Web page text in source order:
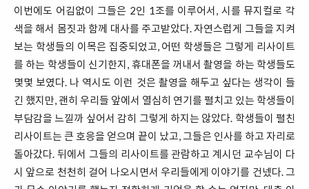
이번에도 어김없이 그들은 2인 1조를 이루어서, 시를 뮤지컬로 각
색을 해서 몸짓과 함께 대사를 주고받았다. 자연스럽게 그들을 지켜
보는 학생들의 이목은 집중되었고, 어떤 학생들은 그렇게 리사이트
를 하는 학생들이 신기한지, 휴대폰을 꺼내서 촬영을 하는 학생들도
몇몇 보였다. 나 역시도 이런 것은 촬영을 해두고 싶다는 생각이 들
긴 했지만, 괜히 우리들 앞에서 열심히 연기를 펼치고 있는 학생들이
부담감을 느낄까 싶어서 감히 그렇게 하지는 않았다. 학생들이 펼친
리사이트는 큰 호응을 얻으며 끝이 났고, 그들은 인사를 하고 자리로
돌아갔다. 뒤에서 그들의 리사이트를 관람하고 계시던 교수님이 다
시 앞으로 천천히 걸어 나오시면서 우리들에게 이야기를 건넸다. 그